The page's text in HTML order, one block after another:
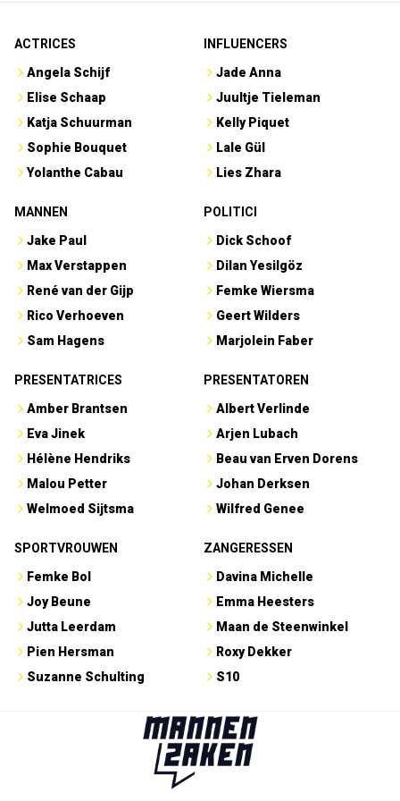
ACTRICES
Angela Schijf
Elise Schaap
Katja Schuurman
Sophie Bouquet
Yolanthe Cabau
INFLUENCERS
Jade Anna
Juultje Tieleman
Kelly Piquet
Lale Gül
Lies Zhara
MANNEN
Jake Paul
Max Verstappen
René van der Gijp
Rico Verhoeven
Sam Hagens
POLITICI
Dick Schoof
Dilan Yesilgöz
Femke Wiersma
Geert Wilders
Marjolein Faber
PRESENTATRICES
Amber Brantsen
Eva Jinek
Hélène Hendriks
Malou Petter
Welmoed Sijtsma
PRESENTATOREN
Albert Verlinde
Arjen Lubach
Beau van Erven Dorens
Johan Derksen
Wilfred Genee
SPORTVROUWEN
Femke Bol
Joy Beune
Jutta Leerdam
Pien Hersman
Suzanne Schulting
ZANGERESSEN
Davina Michelle
Emma Heesters
Maan de Steenwinkel
Roxy Dekker
S10